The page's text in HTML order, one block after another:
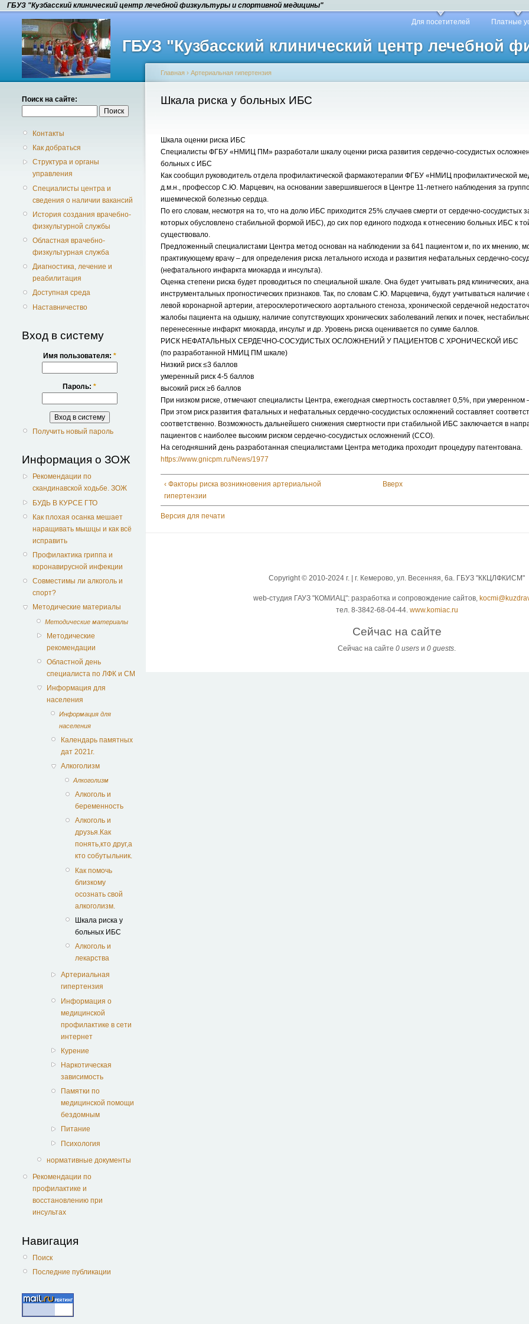
ГБУЗ "Кузбасский клинический центр лечебной физкультуры и спортивной медицины"
ГБУЗ "Кузбасский клинический центр лечебной
Для посетителей Платные
Поиск на сайте:
Контакты
Как добраться
Структура и органы
управления
Специалисты центра и
сведения о наличии вакансий
История создания врачебно-
физкультурной службы
Областная врачебно-
физкультурная служба
Диагностика, лечение и
реабилитация
Доступная среда
Наставничество
Вход в систему
Имя пользователя: *
Пароль: *
Получить новый пароль
Информация о ЗОЖ
Рекомендации по
скандинавской ходьбе. ЗОЖ
БУДЬ В КУРСЕ ГТО
Как плохая осанка мешает
наращивать мышцы и как всё
исправить
Профилактика гриппа и
коронавирусной инфекции
Совместимы ли алкоголь и
спорт?
Методические материалы
Методические материалы
Методические
рекомендации
Областной день
специалиста по ЛФК и СМ
Информация для
населения
Информация для
населения
Календарь памятных
дат 2021г.
Алкоголизм
Алкоголизм
Алкоголь и
беременность
Алкоголь и
друзья.Как
понять,кто друг,а
кто собутыльник.
Как помочь
близкому
осознать свой
алкоголизм.
Шкала риска у
больных ИБС
Алкоголь и
лекарства
Артериальная
гипертензия
Информация о
медицинской
профилактике в сети
интернет
Курение
Наркотическая
зависимость
Памятки по
медицинской помощи
бездомным
Питание
Психология
нормативные документы
Рекомендации по
профилактике и
восстановлению при
инсультах
Навигация
Поиск
Последние публикации
Главная › Артериальная гипертензия
Шкала риска у больных ИБС
Шкала оценки риска ИБС
Специалисты ФГБУ «НМИЦ ПМ» разработали шкалу оценки риска развития сердечно-сосудистых
больных с ИБС
Как сообщил руководитель отдела профилактической фармакотерапии ФГБУ «НМИЦ профилактической
д.м.н., профессор С.Ю. Марцевич, на основании завершившегося в Центре 11-летнего наблюдения за
ишемической болезнью сердца.
По его словам, несмотря на то, что на долю ИБС приходится 25% случаев смерти от сердечно-сосудистых
которых обусловлено стабильной формой ИБС), до сих пор единого подхода к отнесению больных ИБС к
существовало.
Предложенный специалистами Центра метод основан на наблюдении за 641 пациентом и, по их мнению,
практикующему врачу – для определения риска летального исхода и развития нефатальных сердечно-
(нефатального инфаркта миокарда и инсульта).
Оценка степени риска будет проводиться по специальной шкале. Она будет учитывать ряд клинических,
инструментальных прогностических признаков. Так, по словам С.Ю. Марцевича, будут учитываться наличие
левой коронарной артерии, атеросклеротического аортального стеноза, хронической сердечной
жалобы пациента на одышку, наличие сопутствующих хронических заболеваний легких и почек,
перенесенные инфаркт миокарда, инсульт и др. Уровень риска оценивается по сумме баллов.
РИСК НЕФАТАЛЬНЫХ СЕРДЕЧНО-СОСУДИСТЫХ ОСЛОЖНЕНИЙ У ПАЦИЕНТОВ С ХРОНИЧЕСКОЙ ИБС
(по разработанной НМИЦ ПМ шкале)
Низкий риск ≤3 баллов
умеренный риск 4-5 баллов
высокий риск ≥6 баллов
При низком риске, отмечают специалисты Центра, ежегодная смертность составляет 0,5%, при умеренном
При этом риск развития фатальных и нефатальных сердечно-сосудистых осложнений составляет
соответственно. Возможность дальнейшего снижения смертности при стабильной ИБС заключается в
пациентов с наиболее высоким риском сердечно-сосудистых осложнений (ССО).
На сегодняшний день разработанная специалистами Центра методика проходит процедуру патентована.
https://www.gnicpm.ru/News/1977
‹ Факторы риска возникновения артериальной
гипертензии
Вверх
Версия для печати
Copyright © 2010-2024 г. | г. Кемерово, ул. Весенняя, 6а. ГБУЗ "ККЦЛФКИСМ"
web-студия ГАУЗ "КОМИАЦ": разработка и сопровождение сайтов,
тел. 8-3842-68-04-44. www.komiac.ru
Сейчас на сайте
Сейчас на сайте 0 users и 0 guests